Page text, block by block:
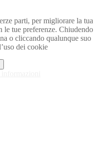
parti, per migliorare la tua
le tue preferenze. Chiudendo
o cliccando qualunque suo
dei cookie